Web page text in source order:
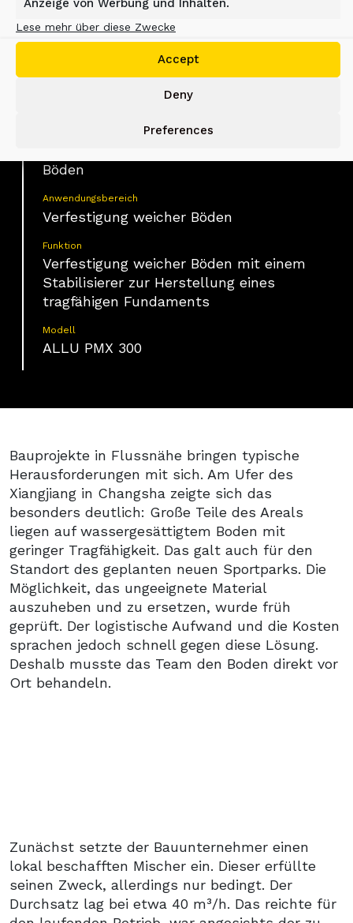
Lese mehr über diese Zwecke
Accept
Deny
Preferences
Changsha, China
Böden
Anwendungsbereich
Verfestigung weicher Böden
Funktion
Verfestigung weicher Böden mit einem
Stabilisierer zur Herstellung eines
tragfähigen Fundaments
Modell
ALLU PMX 300
Bauprojekte in Flussnähe bringen typische
Herausforderungen mit sich. Am Ufer des
Xiangjiang in Changsha zeigte sich das
besonders deutlich: Große Teile des Areals
liegen auf wassergesättigtem Boden mit
geringer Tragfähigkeit. Das galt auch für den
Standort des geplanten neuen Sportparks. Die
Möglichkeit, das ungeeignete Material
auszuheben und zu ersetzen, wurde früh
geprüft. Der logistische Aufwand und die Kosten
sprachen jedoch schnell gegen diese Lösung.
Deshalb musste das Team den Boden direkt vor
Ort behandeln.
Zunächst setzte der Bauunternehmer einen
lokal beschafften Mischer ein. Dieser erfüllte
seinen Zweck, allerdings nur bedingt. Der
Durchsatz lag bei etwa 40 m³/h. Das reichte für